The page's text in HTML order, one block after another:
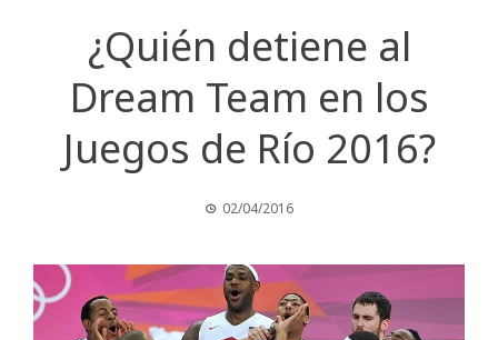
¿Quién detiene al
Dream Team en los
Juegos de Río 2016?
02/04/2016